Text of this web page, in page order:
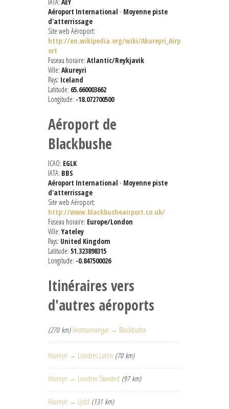
IATA: AEY
Aéroport International - Moyenne piste
d'atterrissage
Site web Aéroport:
http://en.wikipedia.org/wiki/Akureyri_Airp
ort
Fuseau horaire: Atlantic/Reykjavik
Ville: Akureyri
Pays: Iceland
Latitude: 65.660003662
Longitude: -18.072700500
Aéroport de
Blackbushe
ICAO: EGLK
IATA: BBS
Aéroport International - Moyenne piste
d'atterrissage
Site web Aéroport:
http://www.blackbusheairport.co.uk/
Fuseau horaire: Europe/London
Ville:Yateley
Pays: United Kingdom
Latitude: 51.323898315
Longitude: -0.847500026
Itinéraires vers
d'autres aéroports
(270 km) Vestmannaeyjar → Blackbushe
Akureyri → Londres Luton (70 km)
Akureyri → Londres Stansted (97 km)
Akureyri → Lydd (131 km)